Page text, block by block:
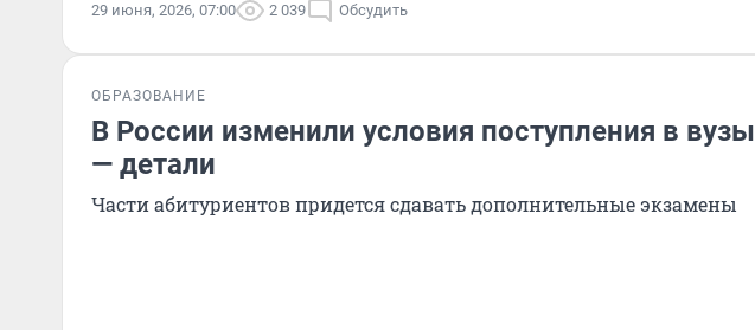
29 июня, 2026, 07:00 2 039 Обсудить
ОБРАЗОВАНИЕ
В России изменили условия поступления в вузы
— детали
Части абитуриентов придется сдавать дополнительные экзамены